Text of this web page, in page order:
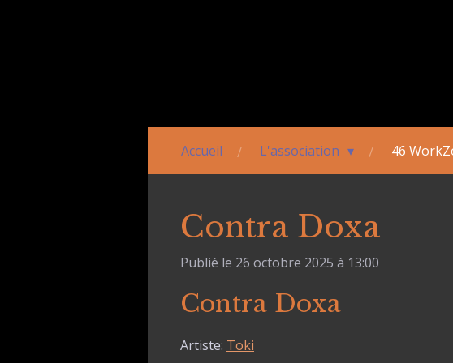
Accueil L'association 46
Contra Doxa
Publié le 26 octobre 2025 à 13:00
Contra Doxa
Artiste: Toki